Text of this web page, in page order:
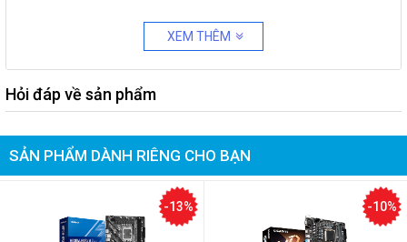
XEM THÊM
Hỏi đáp về sản phẩm
SẢN PHẨM DÀNH RIÊNG CHO BẠN
-13% -10%